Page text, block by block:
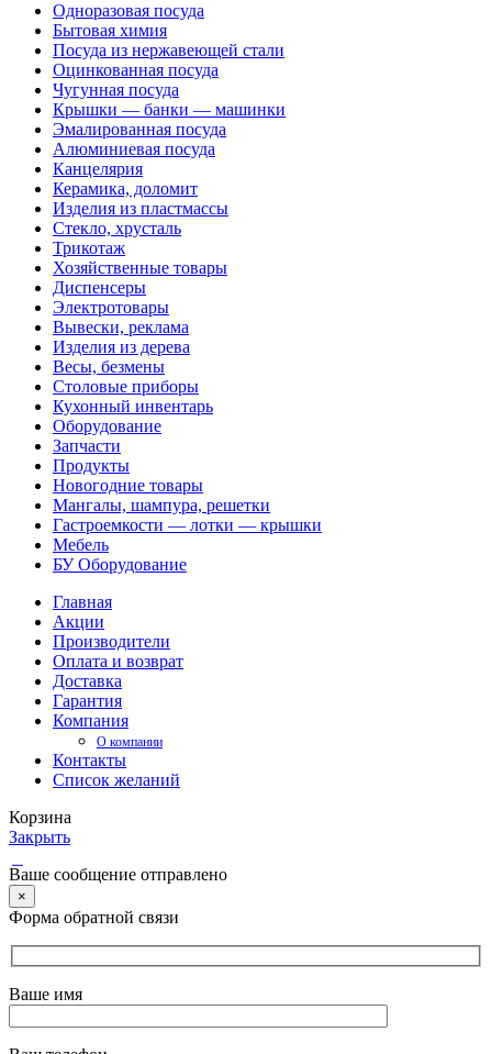
Одноразовая посуда
Бытовая химия
Посуда из нержавеющей стали
Оцинкованная посуда
Чугунная посуда
Крышки — банки — машинки
Эмалированная посуда
Алюминиевая посуда
Канцелярия
Керамика, доломит
Изделия из пластмассы
Стекло, хрусталь
Трикотаж
Хозяйственные товары
Диспенсеры
Электротовары
Вывески, реклама
Изделия из дерева
Весы, безмены
Столовые приборы
Кухонный инвентарь
Оборудование
Запчасти
Продукты
Новогодние товары
Мангалы, шампура, решетки
Гастроемкости — лотки — крышки
Мебель
БУ Оборудование
Главная
Акции
Производители
Оплата и возврат
Доставка
Гарантия
Компания
О компании
Контакты
Список желаний
Корзина
Закрыть
Ваше сообщение отправлено
×
Форма обратной связи
Ваше имя